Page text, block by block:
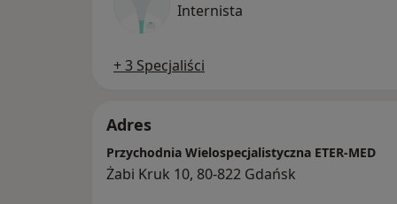
Internista
+ 3 Specjaliści
Adres
Przychodnia Wielospecjalistyczna ETER-MED
Żabi Kruk 10, 80-822 Gdańsk